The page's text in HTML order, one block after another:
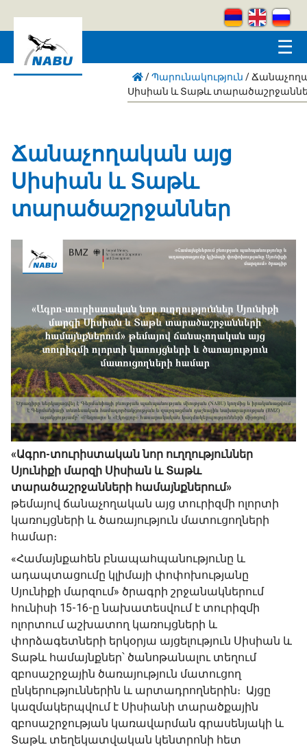
☰
/Պարունակություն /
Սիսիան և Տաթև
Ճանաչողական այց
Սիսիան և Տաթև
տարածաշրջաններ
«Ագրո-տուրիստական նոր ուղղություններ
Սյունիքի մարզի Սիսիան և Տաթև
տարածաշրջանների համայնքներում»
թեմայով ճանաչողական այց տուրիզմի ոլորտի
կառույցների և ծառայություն մատուցողների
համար։
«Համայնքահեն բնապահպանությունը և
ադապտացումը կլիմայի փոփոխությանը
Սյունիքի մարզում» ծրագրի շրջանակներում
հունիսի 15-16-ը նախատեսվում է տուրիզմի
ոլորտում աշխատող կառույցների և
փորձագետների երկօրյա այցելություն Սիսիան և
Տաթև համայնքներ՝ ծանոթանալու տեղում
զբոսաշրջային ծառայություն մատուցող
ընկերություններին և արտադրողներին։ Այցը
կազմակերպվում է Սիսիանի տարածքային
զբոսաշրջության կառավարման գրասենյակի և
Տաթև տեղեկատվական կենտրոնի հետ